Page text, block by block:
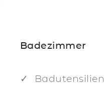
Badezimmer
Badutensilien